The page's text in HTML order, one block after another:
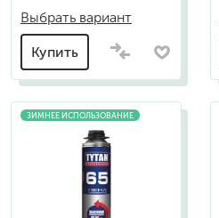
Выбрать вариант
Купить
ЗИМНЕЕ ИСПОЛЬЗОВАНИЕ